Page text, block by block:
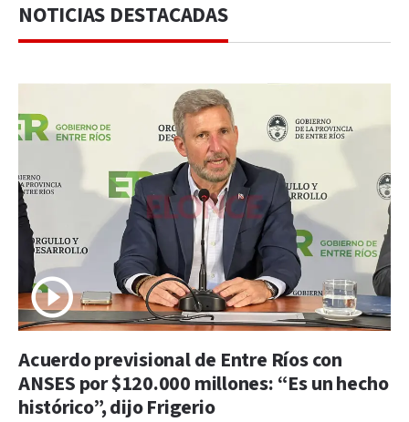
NOTICIAS DESTACADAS
Acuerdo previsional de Entre Ríos con
ANSES por $120.000 millones: “Es un hecho
histórico”, dijo Frigerio